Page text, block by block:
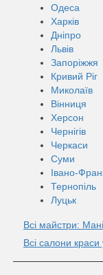
Одеса
Харків
Дніпро
Львів
Запоріжжя
Кривий Ріг
Миколаїв
Вінниця
Херсон
Чернігів
Черкаси
Суми
Івано-
Тернопіль
Луцьк
Всі майстри:
Всі салони